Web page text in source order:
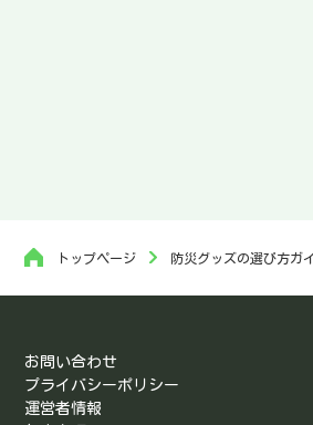
トップページ 防災グッズの選び方ガ
お問い合わせ
プライバシーポリシー
運営者情報